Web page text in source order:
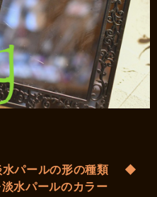
パールの形の種類
◆
水パールのカラー